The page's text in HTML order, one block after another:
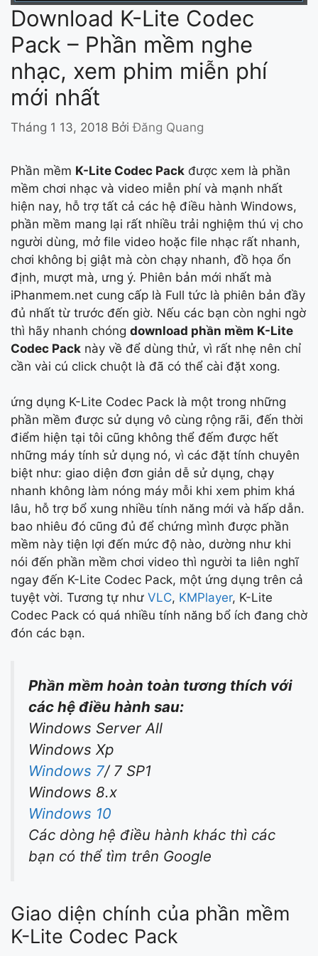
Download K-Lite Codec
Pack – Phần mềm nghe
nhạc, xem phim miễn phí
mới nhất
Tháng 1 13, 2018 BởiĐăng Quang
Phần mềm K-Lite Codec Pack được xem là phần
mềm chơi nhạc và video miễn phí và mạnh nhất
hiện nay, hỗ trợ tất cả các hệ điều hành Windows,
phần mềm mang lại rất nhiều trải nghiệm thú vị cho
người dùng, mở file video hoặc file nhạc rất nhanh,
chơi không bị giật mà còn chạy nhanh, đồ họa ổn
định, mượt mà, ưng ý. Phiên bản mới nhất mà
iPhanmem.net cung cấp là Full tức là phiên bản đầy
đủ nhất từ trước đến giờ. Nếu các bạn còn nghi ngờ
thì hãy nhanh chóng download phần mềm K-Lite
Codec Pack này về để dùng thử, vì rất nhẹ nên chỉ
cần vài cú click chuột là đã có thể cài đặt xong.
ứng dụng K-Lite Codec Pack là một trong những
phần mềm được sử dụng vô cùng rộng rãi, đến thời
điểm hiện tại tôi cũng không thể đếm được hết
những máy tính sử dụng nó, vì các đặt tính chuyên
biệt như: giao diện đơn giản dễ sử dụng, chạy
nhanh không làm nóng máy mỗi khi xem phim khá
lâu, hỗ trợ bổ xung nhiều tính năng mới và hấp dẫn.
bao nhiêu đó cũng đủ để chứng mình được phần
mềm này tiện lợi đến mức độ nào, dường như khi
nói đến phần mềm chơi video thì người ta liên nghĩ
ngay đến K-Lite Codec Pack, một ứng dụng trên cả
tuyệt vời. Tương tự như VLC, KMPlayer, K-Lite
Codec Pack có quá nhiều tính năng bổ ích đang chờ
đón các bạn.
Phần mềm hoàn toàn tương thích với
các hệ điều hành sau:
Windows Server All
Windows Xp
Windows 7/ 7 SP1
Windows 8.x
Windows 10
Các dòng hệ điều hành khác thì các
bạn có thể tìm trên Google
Giao diện chính của phần mềm
K-Lite Codec Pack